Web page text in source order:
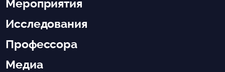
Мероприятия
Исследования
Профессора
Медиа